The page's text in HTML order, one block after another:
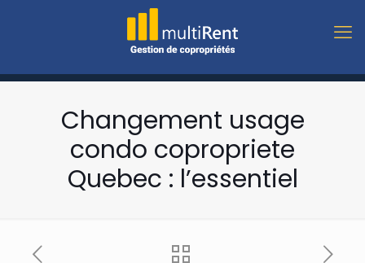
Changement usage
condo copropriete
Quebec : l’essentiel